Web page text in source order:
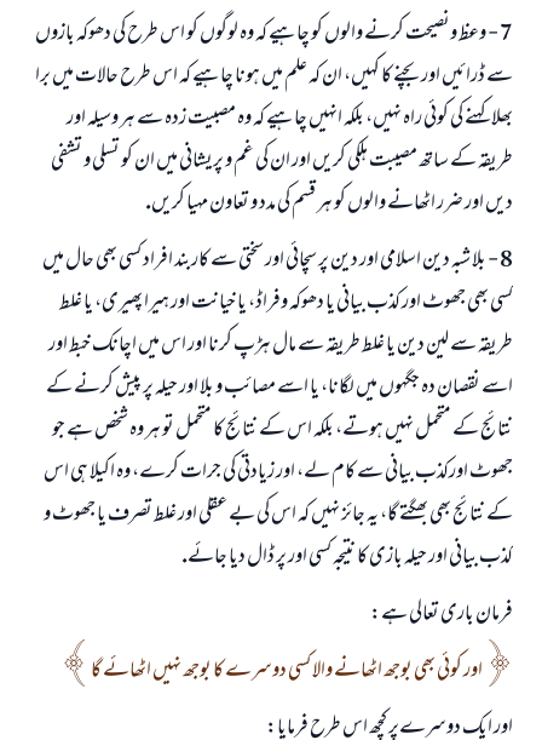
7 - وعظ ونصيحت كرنے والوں كو چاہيے كہ وہ لوگوں كو اس طرح كى دھوكہ بازوں
سے ڈرائيں اور بچنے كا كہيں، ان كہ علم ميں ہونا چاہيے كہ اس طرح حالات ميں برا
بھلا كہنے كى كوئى راہ نہيں، بلكہ انہيں چاہيے كہ وہ مصبيت زدہ سے ہر وسيلہ اور
طريقہ كے ساتھ مصيبت ہلكى كريں اور ان كى غم و پريشانى ميں ان كو تسلى و تشفى
ديں اور ضرر اٹھانے والوں كو ہر قسم كى مدد و تعاون مہيا كريں.
8 - بلا شبہ دين اسلامى اور دين پر سچائى اور سختى سے كاربند افراد كسى بھى حال ميں
كسى بھى جھوٹ اور كذب بيانى يا دھوكہ وفراڈ، يا خيانت اور ہيرا پھيرى، يا غلط
طريقہ سے لين دين يا غلط طريقہ سے مال ہڑپ كرنا اور اس ميں اچانك خبط اور
اسے نقصان دہ جگہوں ميں لگانا، يا اسے مصائب و بلا اور حيلہ پر پيش كرنے كے
نتائج كے متحمل نہيں ہوتے، بلكہ اس كے نتائج كا متحمل تو ہر وہ شخص ہے جو
جھوٹ اوركذب بيانى سے كام لے، اور زيادتى كى جرات كرے، وہ اكيلا ہى اس
كے نتائج بھى بھگتے گا، يہ جائز نہيں كہ اس كى بے عقلى اور غلط تصرف يا جھوٹ و
كذب بيانى اور حيلہ بازى كا نتيجہ كسى اور پر ڈال ديا جائے.
فرمان بارى تعالى ہے:
اور كوئى بھى بوجھ اٹھانے والا كسى دوسرے كا بوجھ نہيں اٹھائے گا
اور ايك دوسرےپر كچھ اس طرح فرمايا: